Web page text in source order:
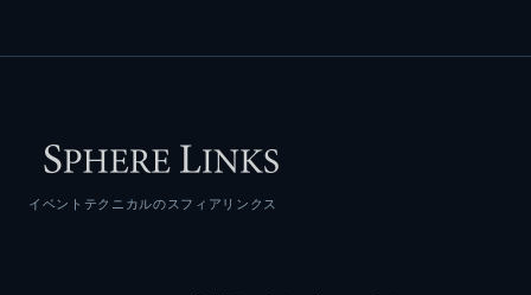
イベントテクニカルのスフィアリンクス